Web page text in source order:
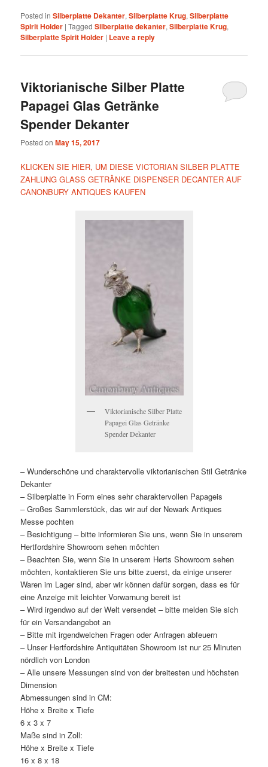
Posted in Silberplatte Dekanter,Silberplatte Krug,Silberplatte
Spirit Holder |Tagged Silberplatte dekanter,Silberplatte Krug,
Silberplatte Spirit Holder | Leave a reply
Viktorianische Silber Platte
Papagei Glas Getränke
Spender Dekanter
Posted onMay 15, 2017
KLICKEN SIE HIER, UM DIESE VICTORIAN SILBER PLATTE
ZAHLUNG GLASS GETRÄNKE DISPENSER DECANTER AUF
CANONBURY ANTIQUES KAUFEN
Viktorianische Silber Platte
Papagei Glas Getränke
Spender Dekanter
– Wunderschöne und charaktervolle viktorianischen Stil Getränke
Dekanter
– Silberplatte in Form eines sehr charaktervollen Papageis
– Großes Sammlerstück, das wir auf der Newark Antiques
Messe pochten
– Besichtigung – bitte informieren Sie uns, wenn Sie in unserem
Hertfordshire Showroom sehen möchten
– Beachten Sie, wenn Sie in unserem Herts Showroom sehen
möchten, kontaktieren Sie uns bitte zuerst, da einige unserer
Waren im Lager sind, aber wir können dafür sorgen, dass es für
eine Anzeige mit leichter Vorwarnung bereit ist
– Wird irgendwo auf der Welt versendet – bitte melden Sie sich
für ein Versandangebot an
– Bitte mit irgendwelchen Fragen oder Anfragen abfeuern
– Unser Hertfordshire Antiquitäten Showroom ist nur 25 Minuten
nördlich von London
– Alle unsere Messungen sind von der breitesten und höchsten
Dimension
Abmessungen sind in CM:
Höhe x Breite x Tiefe
6 x 3 x 7
Maße sind in Zoll:
Höhe x Breite x Tiefe
16 x 8 x 18